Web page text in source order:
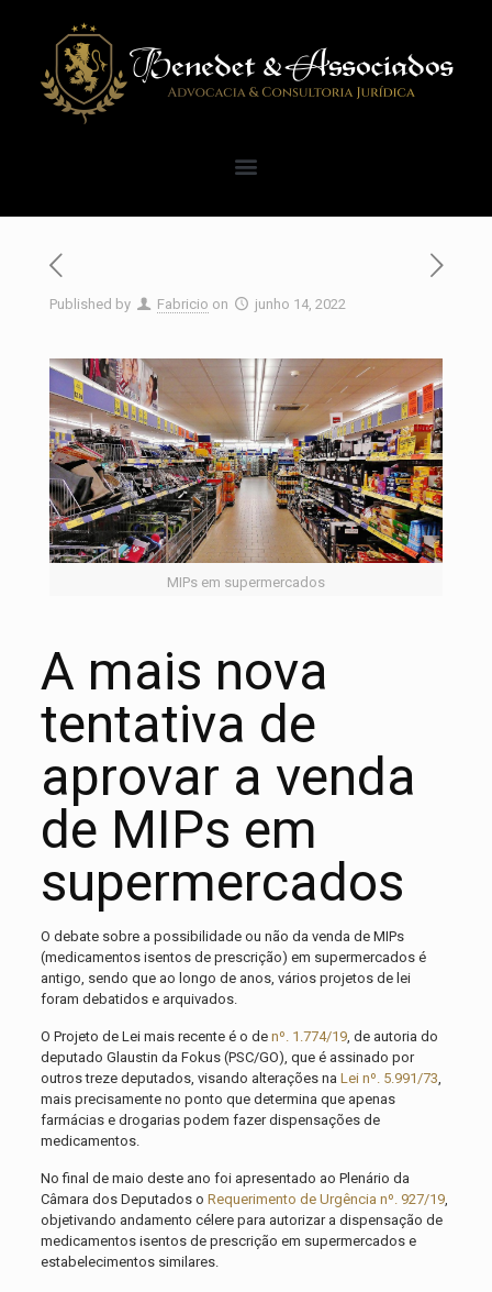
Published by Fabricio on junho 14, 2022
MIPs em supermercados
A mais nova
tentativa de
aprovar a venda
de MIPs em
supermercados
O debate sobre a possibilidade ou não da venda de MIPs
(medicamentos isentos de prescrição) em supermercados é
antigo, sendo que ao longo de anos, vários projetos de lei
foram debatidos e arquivados.
O Projeto de Lei mais recente é o de nº. 1.774/19, de autoria do
deputado Glaustin da Fokus (PSC/GO), que é assinado por
outros treze deputados, visando alterações na Lei nº. 5.991/73,
mais precisamente no ponto que determina que apenas
farmácias e drogarias podem fazer dispensações de
medicamentos.
No final de maio deste ano foi apresentado ao Plenário da
Câmara dos Deputados o Requerimento de Urgência nº. 927/19,
objetivando andamento célere para autorizar a dispensação de
medicamentos isentos de prescrição em supermercados e
estabelecimentos similares.